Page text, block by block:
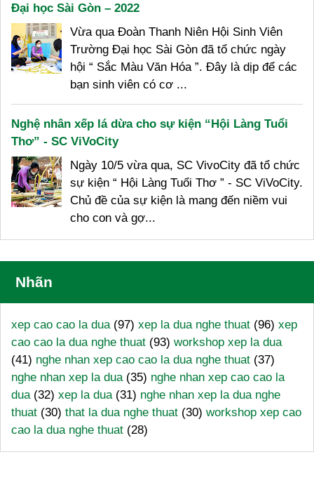
Đại học Sài Gòn – 2022
Vừa qua Đoàn Thanh Niên Hội Sinh Viên
Trường Đại học Sài Gòn đã tổ chức ngày
hội “ Sắc Màu Văn Hóa ”. Đây là dịp để các
bạn sinh viên có cơ ...
Nghệ nhân xếp lá dừa cho sự kiện “Hội Làng Tuổi
Thơ” - SC ViVoCity
Ngày 10/5 vừa qua, SC VivoCity đã tổ chức
sự kiện “ Hội Làng Tuổi Thơ ” - SC ViVoCity.
Chủ đề của sự kiện là mang đến niềm vui
cho con và gợ...
Nhãn
xep cao cao la dua (97) xep la dua nghe thuat (96) xep
cao cao la dua nghe thuat (93) workshop xep la dua
(41) nghe nhan xep cao cao la dua nghe thuat (37)
nghe nhan xep la dua (35) nghe nhan xep cao cao la
dua (32) xep la dua (31) nghe nhan xep la dua nghe
thuat (30) that la dua nghe thuat (30) workshop xep cao
cao la dua nghe thuat (28)